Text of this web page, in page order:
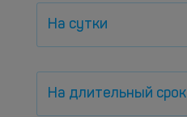
На сутки
На длительный срок